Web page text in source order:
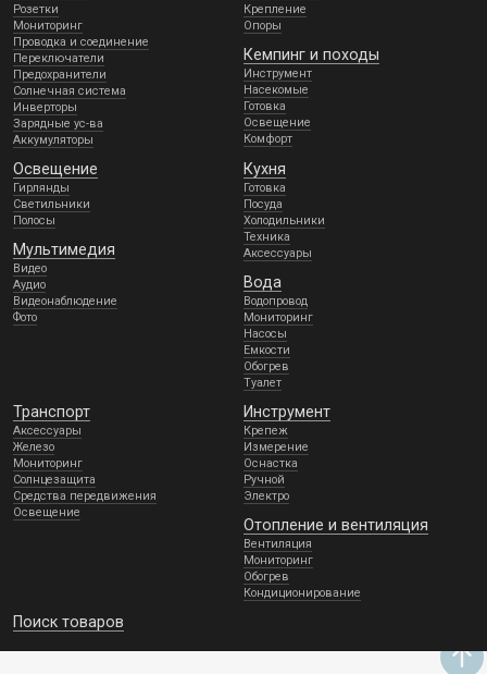
Розетки
Мониторинг
Проводка и соединение
Переключатели
Предохранители
Солнечная система
Инверторы
Зарядные ус-ва
Аккумуляторы
Крепление
Опоры
Кемпинг и походы
Инструмент
Насекомые
Готовка
Освещение
Комфорт
Освещение
Гирлянды
Светильники
Полосы
Мультимедия
Видео
Аудио
Видеонаблюдение
Фото
Кухня
Готовка
Посуда
Холодильники
Техника
Аксессуары
Вода
Водопровод
Мониторинг
Насосы
Емкости
Обогрев
Туалет
Транспорт
Аксессуары
Железо
Мониторинг
Солнцезащита
Средства передвижения
Освещение
Инструмент
Крепеж
Измерение
Оснастка
Ручной
Электро
Отопление и вентиляция
Вентиляция
Мониторинг
Обогрев
Кондиционирование
Поиск товаров